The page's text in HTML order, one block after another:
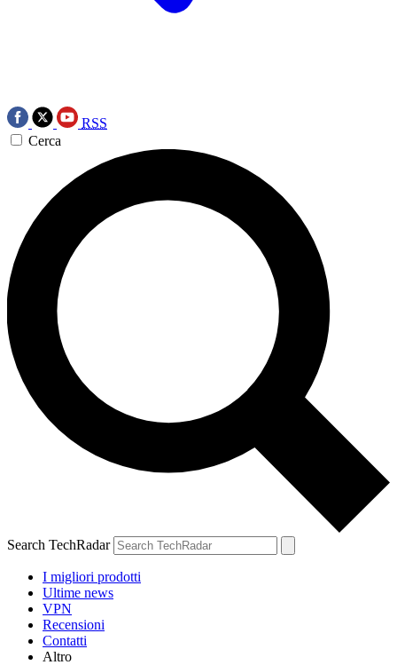
RSS
Cerca
Search TechRadar
I migliori prodotti
Ultime news
VPN
Recensioni
Contatti
Altro